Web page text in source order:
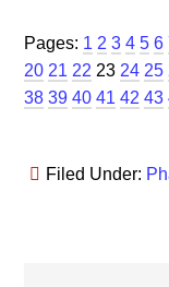
Pages: Page
1 Page
2 Page
3 Page
4 5 6
20 Page
21 Page
22 Page
23 Page
24 25
38 Page
39 Page
40 Page
41 Page
42 43
Filed Under: